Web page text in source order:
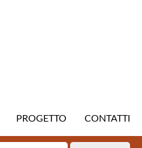
PROGETTO CONTATTI